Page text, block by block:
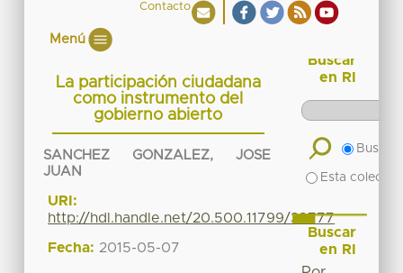
Contacto
Menú
La participación ciudadana
como instrumento del
gobierno abierto
SANCHEZ GONZALEZ, JOSE
JUAN
URI:
http://hdl.handle.net/20.500.11799/39777
Fecha: 2015-05-07
Buscar
en RI
Buscar
Esta
Buscar
en RI